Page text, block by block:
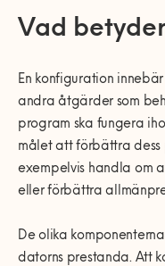
Vanliga frågor
KEYTO Group
Våra Fixare
Populära tjänster
Bolag med faktura
Vad
En konfiguration
andra åtgärder som
program ska fungera
målet att förbättra
exempelvis handla om
eller förbättra
De olika
datorns prestanda. Att